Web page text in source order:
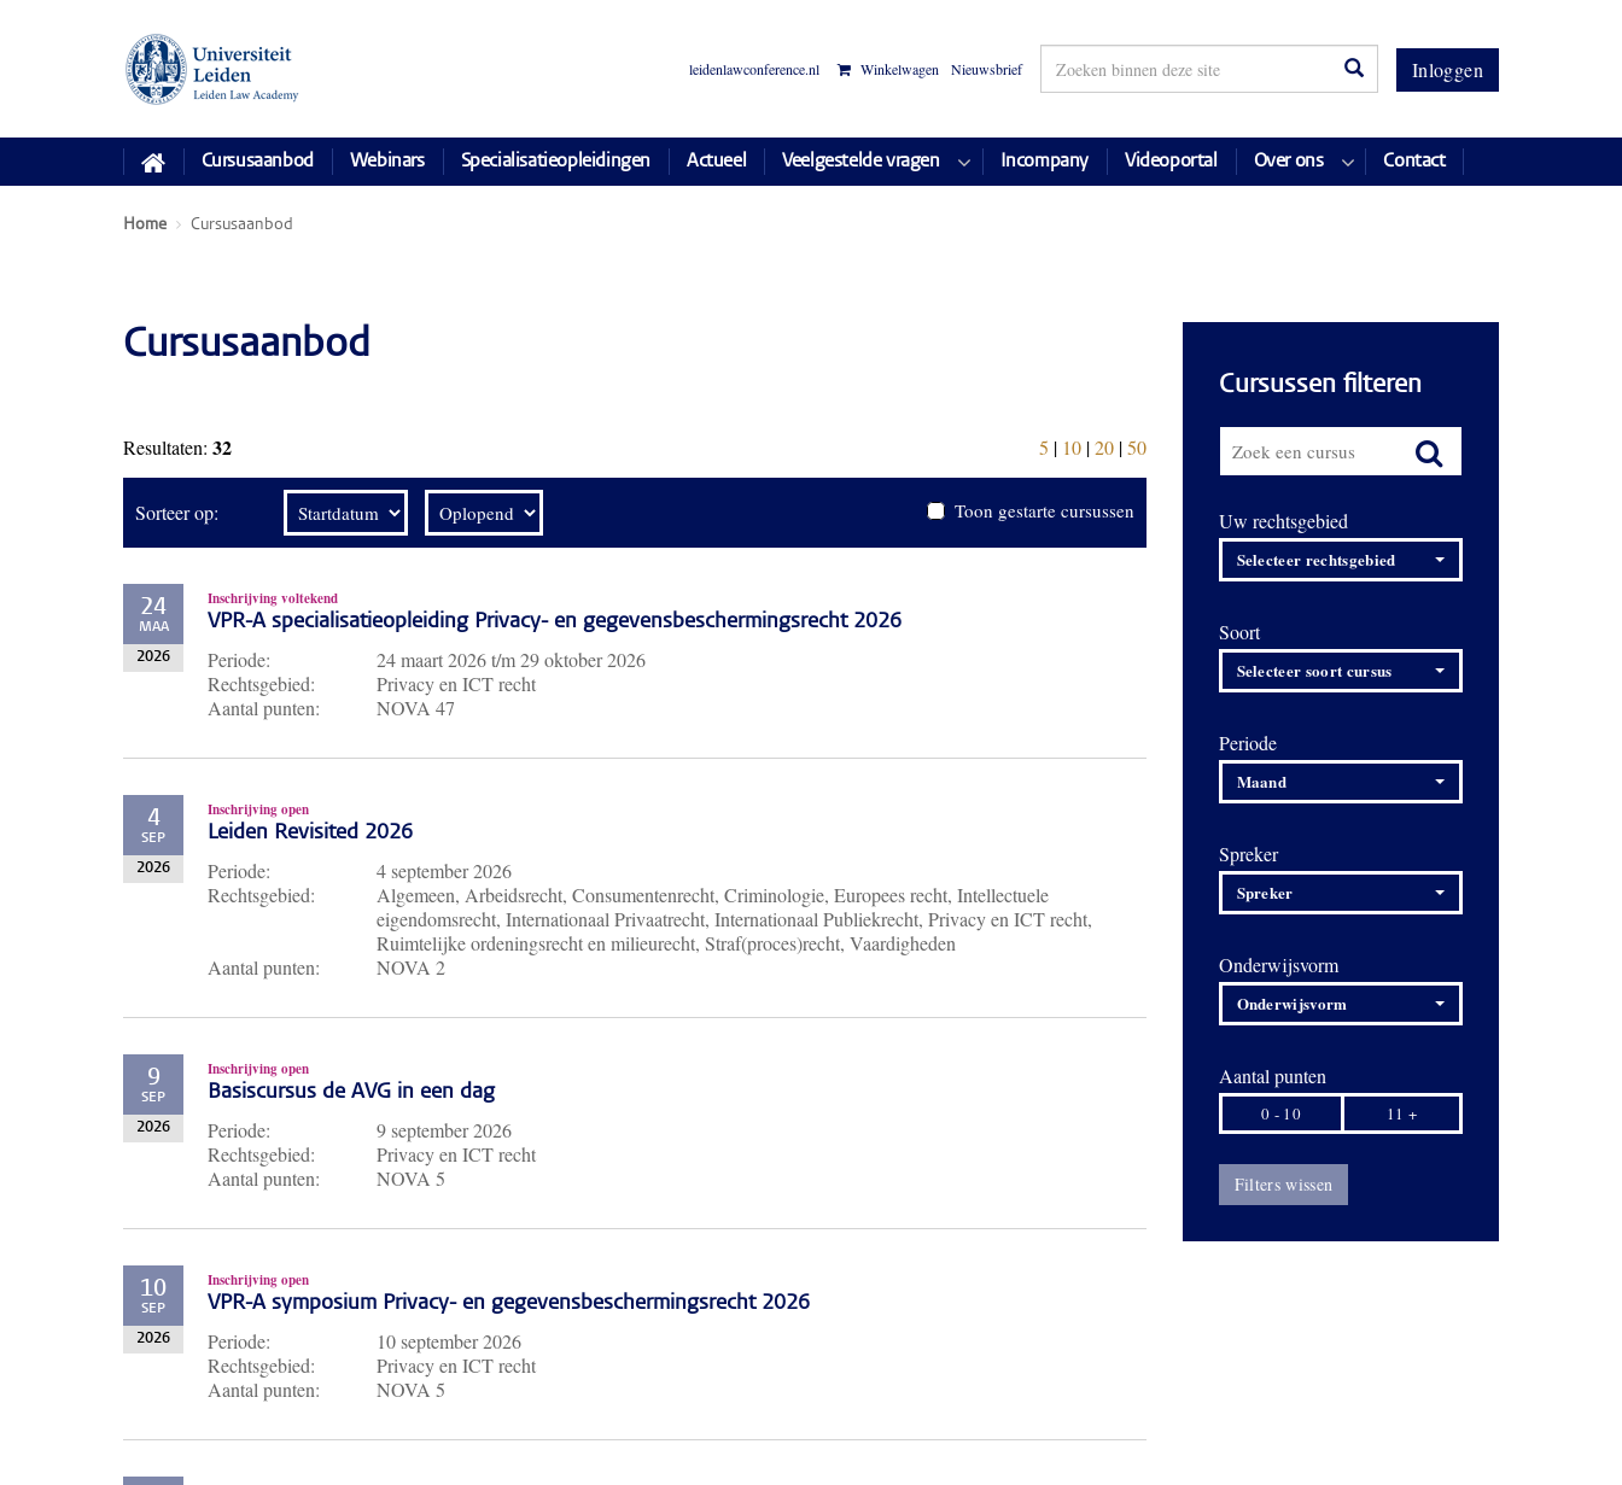
Inloggen
leidenlawconference.nl Winkelwagen Nieuwsbrief
Cursusaanbod Webinars Specialisatieopleidingen Actueel Veelgestelde vragen Incompany Videoportal Over ons Contact
Home Cursusaanbod
Cursusaanbod
Resultaten: 32 5 | 10|20|50
Sorteer op: Toon gestarte cursussen
24
MAA
2026
Inschrijving voltekend
VPR-A specialisatieopleiding Privacy- en gegevensbeschermingsrecht 2026
Periode: 24 maart 2026t/m29 oktober 2026
Rechtsgebied:
Privacy en ICT recht
Aantal punten:
NOVA 47
4
SEP
2026
Inschrijving open
Leiden Revisited 2026
Periode:
4 september 2026
Rechtsgebied:
Algemeen, Arbeidsrecht, Consumentenrecht, Criminologie, Europees recht, Intellectuele
eigendomsrecht, Internationaal Privaatrecht, Internationaal Publiekrecht, Privacy en ICT recht,
Ruimtelijke ordeningsrecht en milieurecht, Straf(proces)recht, Vaardigheden
Aantal punten:
NOVA 2
9
SEP
2026
Inschrijving open
Basiscursus de AVG in een dag
Periode:
9 september 2026
Rechtsgebied:
Privacy en ICT recht
Aantal punten:
NOVA 5
10
SEP
2026
Inschrijving open
VPR-A symposium Privacy- en gegevensbeschermingsrecht 2026
Periode:
10 september 2026
Rechtsgebied:
Privacy en ICT recht
Aantal punten:
NOVA 5
Cursussen filteren
Uw rechtsgebied
Selecteer rechtsgebied
Soort
Selecteer soort cursus
Periode
Maand
Spreker
Spreker
Onderwijsvorm
Onderwijsvorm
Aantal punten
0 - 10 11 +
Filters wissen